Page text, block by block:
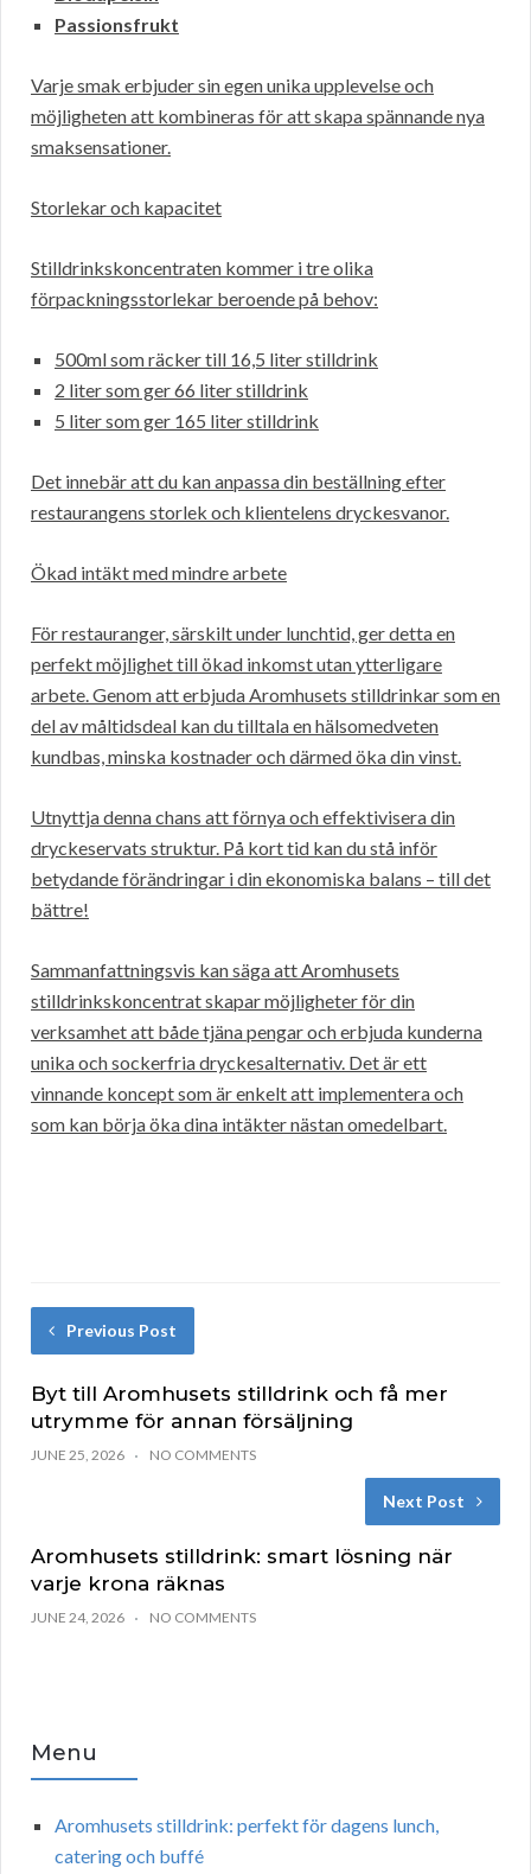
Passionsfrukt
Varje smak erbjuder sin egen unika upplevelse och
möjligheten att kombineras för att skapa spännande nya
smaksensationer.
Storlekar och kapacitet
Stilldrinkskoncentraten kommer i tre olika
förpackningsstorlekar beroende på behov:
500ml som räcker till 16,5 liter stilldrink
2 liter som ger 66 liter stilldrink
5 liter som ger 165 liter stilldrink
Det innebär att du kan anpassa din beställning efter
restaurangens storlek och klientelens dryckesvanor.
Ökad intäkt med mindre arbete
För restauranger, särskilt under lunchtid, ger detta en
perfekt möjlighet till ökad inkomst utan ytterligare
arbete. Genom att erbjuda Aromhusets stilldrinkar som en
del av måltidsdeal kan du tilltala en hälsomedveten
kundbas, minska kostnader och därmed öka din vinst.
Utnyttja denna chans att förnya och effektivisera din
dryckeservats struktur. På kort tid kan du stå inför
betydande förändringar i din ekonomiska balans – till det
bättre!
Sammanfattningsvis kan säga att Aromhusets
stilldrinkskoncentrat skapar möjligheter för din
verksamhet att både tjäna pengar och erbjuda kunderna
unika och sockerfria dryckesalternativ. Det är ett
vinnande koncept som är enkelt att implementera och
som kan börja öka dina intäkter nästan omedelbart.
Previous Post
Byt till Aromhusets stilldrink och få mer
utrymme för annan försäljning
JUNE 25, 2026 NO COMMENTS
Next Post
Aromhusets stilldrink: smart lösning när
varje krona räknas
JUNE 24, 2026 NO COMMENTS
Menu
Aromhusets stilldrink: perfekt för dagens lunch,
catering och buffé